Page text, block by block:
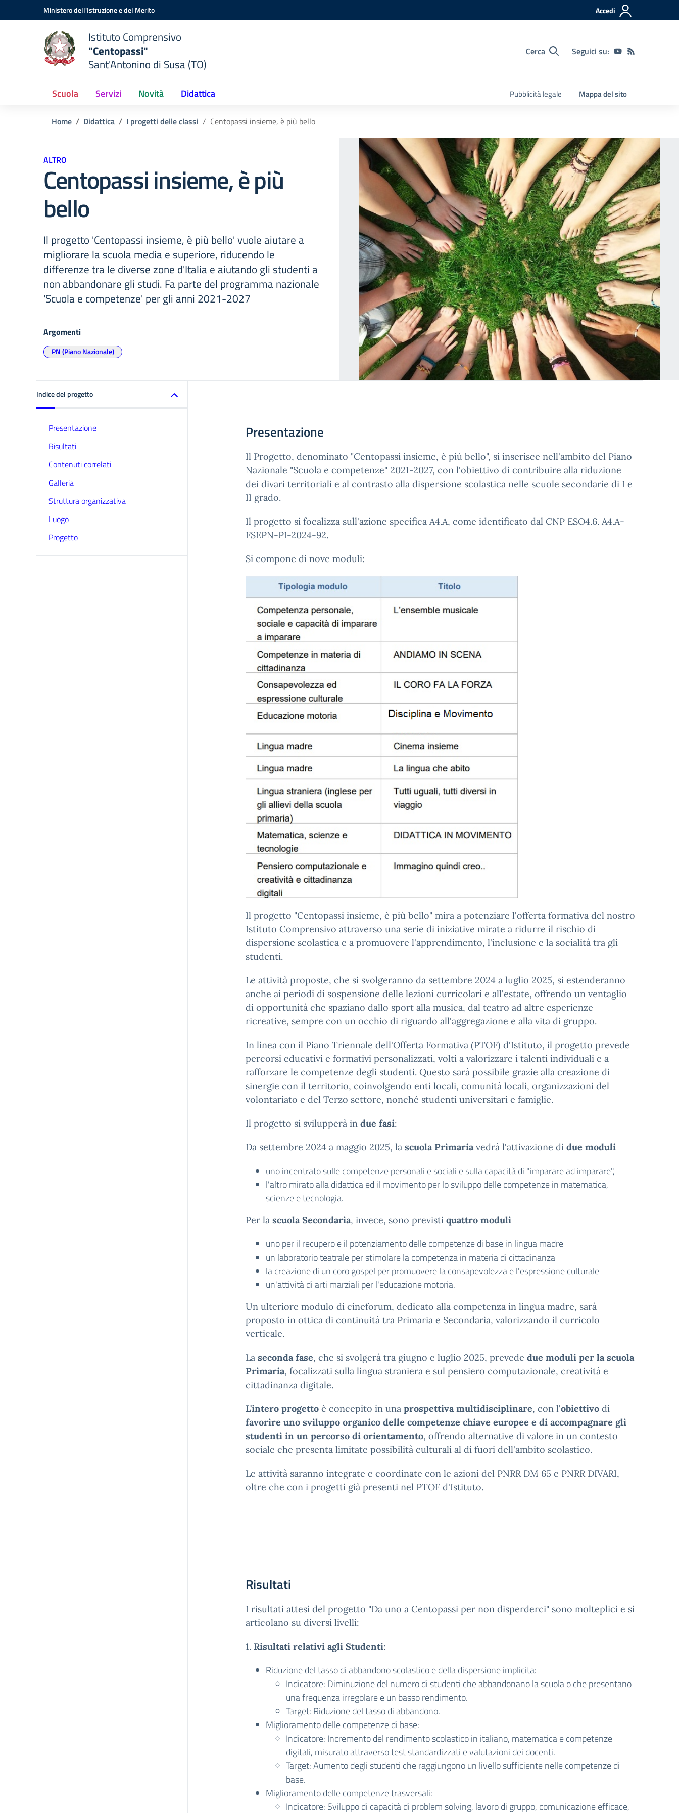
Vai ai contenuti
Vai al menu di navigazioneMinistero dell'Istruzione e del Merito Accedi
Istituto Comprensivo
"Centopassi"
Sant'Antonino di Susa (TO)
Cerca Seguici su:
Scuola Servizi Novità Didattica Pubblicità legale Mappa del sito
Home Didattica I progetti delle classi Centopassi insieme, è più bello
ALTRO
Centopassi insieme, è più
bello
Il progetto 'Centopassi insieme, è più bello' vuole aiutare a
migliorare la scuola media e superiore, riducendo le
differenze tra le diverse zone d'Italia e aiutando gli studenti a
non abbandonare gli studi. Fa parte del programma nazionale
'Scuola e competenze' per gli anni 2021-2027
Argomenti
PN (Piano Nazionale)
Indice del progetto
Presentazione
Risultati
Contenuti correlati
Galleria
Struttura organizzativa
Luogo
Progetto
Presentazione
Il Progetto, denominato "Centopassi insieme, è più bello", si inserisce nell'ambito del Piano
Nazionale "Scuola e competenze" 2021-2027, con l'obiettivo di contribuire alla riduzione
dei divari territoriali e al contrasto alla dispersione scolastica nelle scuole secondarie di I e
II grado.
Il progetto si focalizza sull'azione specifica A4.A, come identificato dal CNP ESO4.6. A4.A-
FSEPN-PI-2024-92.
Si compone di nove moduli:
Il progetto "Centopassi insieme, è più bello" mira a potenziare l'offerta formativa del nostro
Istituto Comprensivo attraverso una serie di iniziative mirate a ridurre il rischio di
dispersione scolastica e a promuovere l'apprendimento, l'inclusione e la socialità tra gli
studenti.
Le attività proposte, che si svolgeranno da settembre 2024 a luglio 2025, si estenderanno
anche ai periodi di sospensione delle lezioni curricolari e all'estate, offrendo un ventaglio
di opportunità che spaziano dallo sport alla musica, dal teatro ad altre esperienze
ricreative, sempre con un occhio di riguardo all'aggregazione e alla vita di gruppo.
In linea con il Piano Triennale dell'Offerta Formativa (PTOF) d'Istituto, il progetto prevede
percorsi educativi e formativi personalizzati, volti a valorizzare i talenti individuali e a
rafforzare le competenze degli studenti. Questo sarà possibile grazie alla creazione di
sinergie con il territorio, coinvolgendo enti locali, comunità locali, organizzazioni del
volontariato e del Terzo settore, nonché studenti universitari e famiglie.
Il progetto si svilupperà in due fasi:
Da settembre 2024 a maggio 2025, la scuola Primariavedrà l'attivazione di due moduli
uno incentrato sulle competenze personali e sociali e sulla capacità di "imparare ad imparare",
l'altro mirato alla didattica ed il movimento per lo sviluppo delle competenze in matematica,
scienze e tecnologia.
Per la scuola Secondaria, invece, sono previsti quattro moduli
uno per il recupero e il potenziamento delle competenze di base in lingua madre
un laboratorio teatrale per stimolare la competenza in materia di cittadinanza
la creazione di un coro gospel per promuovere la consapevolezza e l'espressione culturale
un'attività di arti marziali per l'educazione motoria.
Un ulteriore modulo di cineforum, dedicato alla competenza in lingua madre, sarà
proposto in ottica di continuità tra Primaria e Secondaria, valorizzando il curricolo
verticale.
La seconda fase, che si svolgerà tra giugno e luglio 2025, prevede due moduli per la scuola
Primaria, focalizzati sulla lingua straniera e sul pensiero computazionale, creatività e
cittadinanza digitale.
L'intero progetto è concepito in una prospettiva multidisciplinare, con l'obiettivo di
favorire uno sviluppo organico delle competenze chiave europee e di accompagnare gli
studenti in un percorso di orientamento, offrendo alternative di valore in un contesto
sociale che presenta limitate possibilità culturali al di fuori dell'ambito scolastico.
Le attività saranno integrate e coordinate con le azioni del PNRR DM 65 e PNRR DIVARI,
oltre che con i progetti già presenti nel PTOF d'Istituto.
Risultati
I risultati attesi del progetto "Da uno a Centopassi per non disperderci" sono molteplici e si
articolano su diversi livelli:
1. Risultati relativi agli Studenti:
Riduzione del tasso di abbandono scolastico e della dispersione implicita:
Indicatore: Diminuzione del numero di studenti che abbandonano la scuola o che presentano
una frequenza irregolare e un basso rendimento.
Target: Riduzione del tasso di abbandono.
Miglioramento delle competenze di base:
Indicatore: Incremento del rendimento scolastico in italiano, matematica e competenze
digitali, misurato attraverso test standardizzati e valutazioni dei docenti.
Target: Aumento degli studenti che raggiungono un livello sufficiente nelle competenze di
base.
Miglioramento delle competenze trasversali:
Indicatore: Sviluppo di capacità di problem solving, lavoro di gruppo, comunicazione efficace,